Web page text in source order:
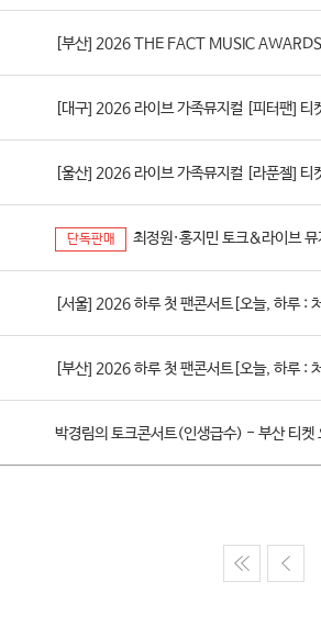
[부산] 2026 THE FACT MUSIC
[대구] 2026 라이브 가족뮤지컬 [피터팬] 티
[울산] 2026 라이브 가족뮤지컬 [라푼젤] 티
단독판매 최정원·홍지민 토크&라이브 뮤
[서울] 2026 하루 첫 팬콘서트[오늘, 하루 :
[부산] 2026 하루 첫 팬콘서트[오늘, 하루 :
박경림의 토크콘서트(인생급수) - 부산 티켓